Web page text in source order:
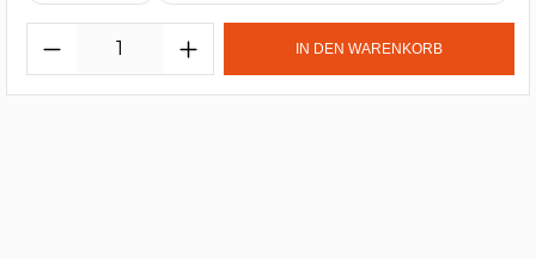
IN DEN WARENKORB